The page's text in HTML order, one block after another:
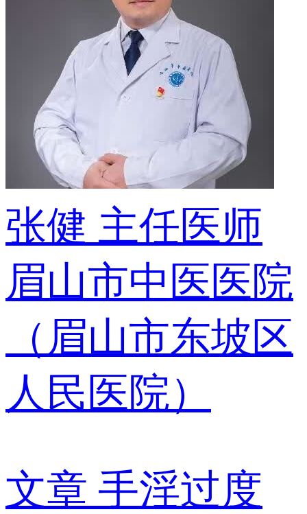
张健 主任医师
眉山市中医医院
（眉山市东坡区
人民医院）
文章 手淫过度